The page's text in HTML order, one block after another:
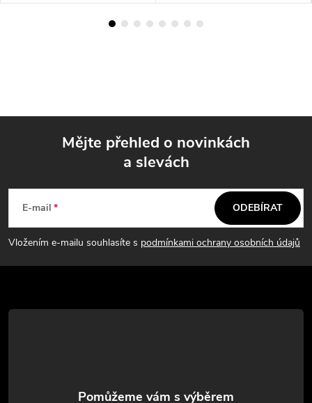
p
a
t
Mějte přehled o novinkách
a slevách
E-mail
Vložením e-mailu souhlasíte s podmínkami ochrany osobních údajů
ODEBÍRAT